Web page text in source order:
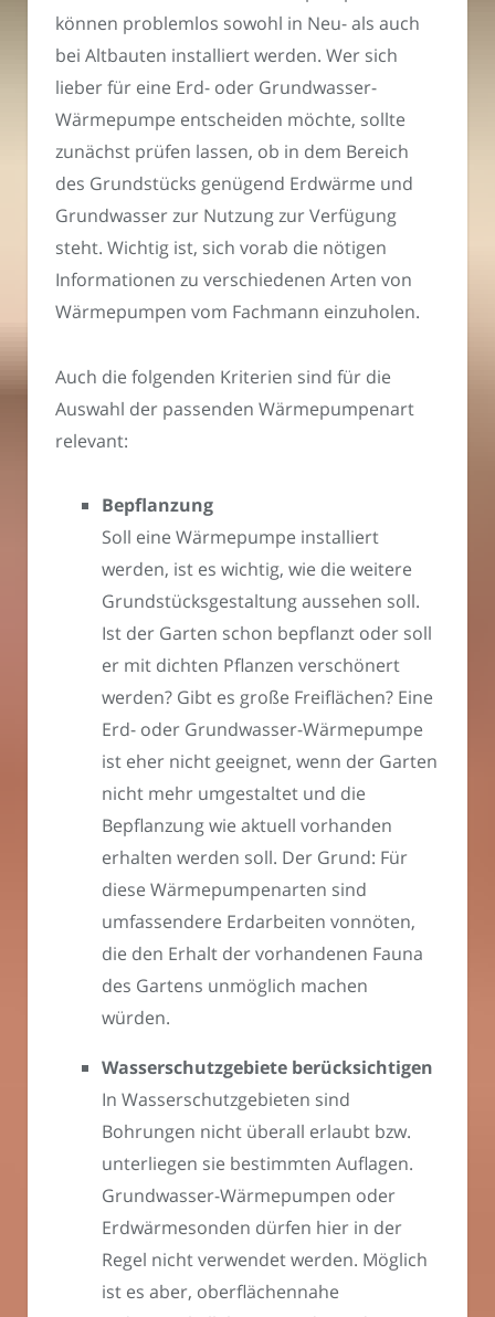
können problemlos sowohl in Neu- als auch
bei Altbauten installiert werden. Wer sich
lieber für eine Erd- oder Grundwasser-
Wärmepumpe entscheiden möchte, sollte
zunächst prüfen lassen, ob in dem Bereich
des Grundstücks genügend Erdwärme und
Grundwasser zur Nutzung zur Verfügung
steht. Wichtig ist, sich vorab die nötigen
Informationen zu verschiedenen Arten von
Wärmepumpen vom Fachmann einzuholen.
Auch die folgenden Kriterien sind für die
Auswahl der passenden Wärmepumpenart
relevant:
Bepflanzung
Soll eine Wärmepumpe installiert
werden, ist es wichtig, wie die weitere
Grundstücksgestaltung aussehen soll.
Ist der Garten schon bepflanzt oder soll
er mit dichten Pflanzen verschönert
werden? Gibt es große Freiflächen? Eine
Erd- oder Grundwasser-Wärmepumpe
ist eher nicht geeignet, wenn der Garten
nicht mehr umgestaltet und die
Bepflanzung wie aktuell vorhanden
erhalten werden soll. Der Grund: Für
diese Wärmepumpenarten sind
umfassendere Erdarbeiten vonnöten,
die den Erhalt der vorhandenen Fauna
des Gartens unmöglich machen
würden.
Wasserschutzgebiete berücksichtigen
In Wasserschutzgebieten sind
Bohrungen nicht überall erlaubt bzw.
unterliegen sie bestimmten Auflagen.
Grundwasser-Wärmepumpen oder
Erdwärmesonden dürfen hier in der
Regel nicht verwendet werden. Möglich
ist es aber, oberflächennahe